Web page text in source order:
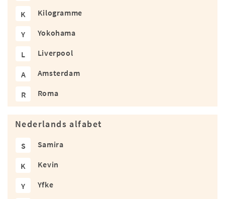
K Kilogramme
Y Yokohama
L Liverpool
A Amsterdam
R Roma
Nederlands alfabet
S Samira
K Kevin
Y Yfke